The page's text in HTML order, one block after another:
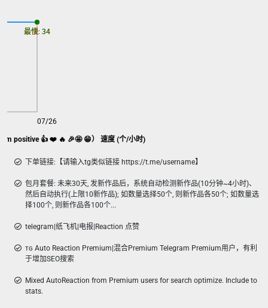
(10个新作品)(ᴛɢ Auto Premium positive 👍 ❤️ 🔥 🎉🤩 😁） 速度 (个/小时)
07/26
最慢: 34
最快: 34
下单链接:【请输入tg类似链接 https://t.me/username】
包月套餐: 未来30天, 发新作品后，系统自动检测新作品(10分钟~4小时)、
然后自动执行(上限10新作品); 如数量选择50个, 则新作品各50个; 如数量选
择100个, 则新作品各100个...
telegram|纸飞机|电报|Reaction 点赞
ᴛɢ Auto Reaction Premium|混合Premium Telegram Premium用户，有利
于增加SEO搜索
Mixed AutoReaction from Premium users for search optimize. Include to
stats.